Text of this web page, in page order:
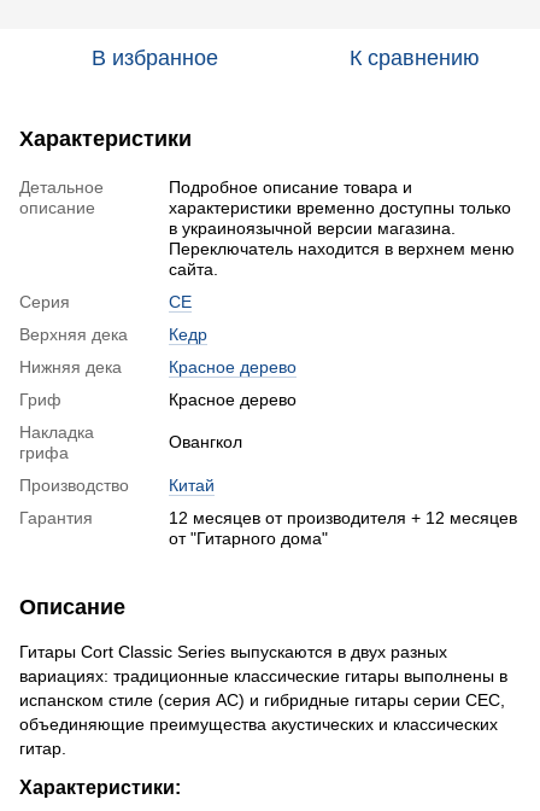
В избранное К сравнению
Характеристики
Детальное
описание
Подробное описание товара и
характеристики временно доступны только
в украиноязычной версии магазина.
Переключатель находится в верхнем меню
сайта.
Серия
CE
Верхняя дека
Кедр
Нижняя дека
Красное дерево
Гриф
Красное дерево
Накладка
грифа
Овангкол
Производство
Китай
Гарантия
12 месяцев от производителя + 12 месяцев
от "Гитарного дома"
Описание
Гитары Cort Classic Series выпускаются в двух разных
вариациях: традиционные классические гитары выполнены в
испанском стиле (серия AC) и гибридные гитары серии CEC,
объединяющие преимущества акустических и классических
гитар.
Характеристики: